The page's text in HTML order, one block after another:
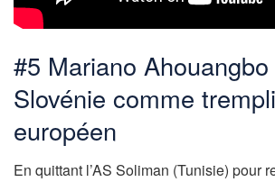
#5 Mariano
Slovénie comme
européen
En quittant l’AS Soliman (Tunisie) pour